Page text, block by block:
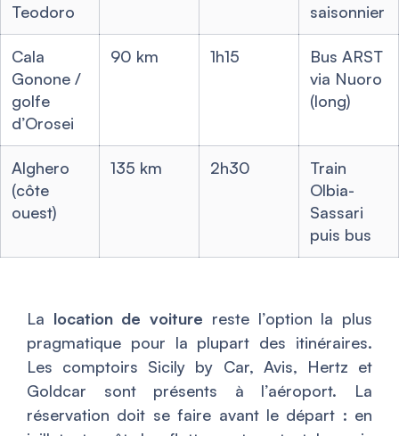
Teodoro
saisonnier
Cala
Gonone /
golfe
d’Orosei
90 km 1h15
Bus ARST
via Nuoro
(long)
Alghero
(côte
ouest)
135 km 2h30
Train
Olbia-
Sassari
puis bus
La location de voiture reste l’option la plus
pragmatique pour la plupart des itinéraires.
Les comptoirs Sicily by Car, Avis, Hertz et
Goldcar sont présents à l’aéroport. La
réservation doit se faire avant le départ : en